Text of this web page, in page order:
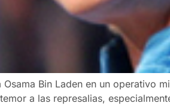
Bin Laden en un operativo
a las represalias,